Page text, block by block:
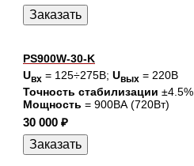
PS900W-30-K
Uвх = 125÷275В; Uвых = 220В
Точность стабилизации ±4.5%
Мощность = 900ВА (720Вт)
30 000 ₽